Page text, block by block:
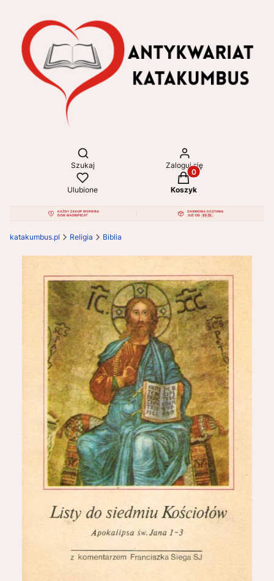
Otwórz wyszukiwarkę
Szukaj Zaloguj się
Ulubione
Produkty w koszyku:
Koszyk
katakumbus.pl Religia Biblia